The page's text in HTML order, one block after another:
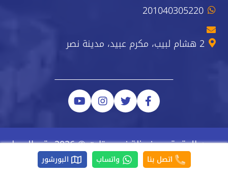
201040305220
2 هشام لبيب، مكرم عبيد، مدينة نصر
جميع الحقوق محفوظة نيو ستارت © 2026 رقم السجل
الضريبي 223-743-723اتصل بنا واتساب البورشور